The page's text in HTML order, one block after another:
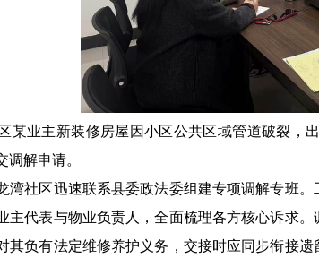
业主新装修房屋因小区公共区域管道破裂，
调解申请。
社区迅速联系县委政法委组建专项调解专班。
主代表与物业负责人，全面梳理各方核心诉求
其负有法定维修养护义务，交接时应同步衔接